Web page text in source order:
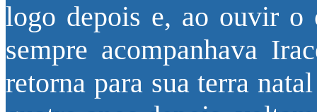
logo depois e, ao ouvir o
sempre acompanhava
retorna para sua terra